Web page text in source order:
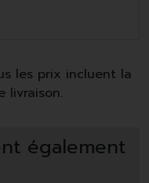
les prix incluent la
livraison.
également